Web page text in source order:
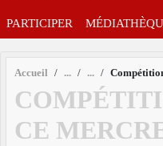
PARTICIPER
Accueil
CE